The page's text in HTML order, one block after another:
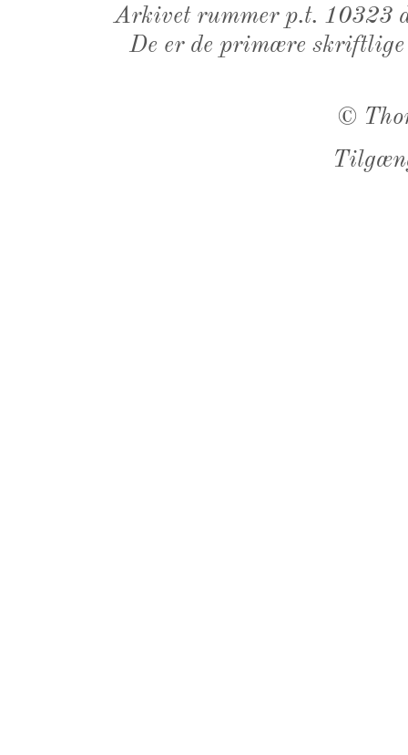
Arkivet rummer p.t. 10323
De er de primære
©